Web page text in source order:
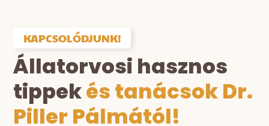
KAPCSOLÓDJUNK!
Állatorvosi hasznos
tippekés tanácsok Dr.
Piller Pálmától!